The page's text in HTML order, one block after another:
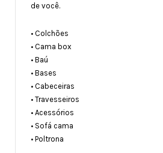
de você.
• Colchões
• Cama box
• Baú
• Bases
• Cabeceiras
• Travesseiros
• Acessórios
• Sofá cama
• Poltrona